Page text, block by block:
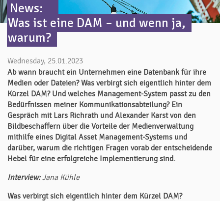
News:
Was ist eine DAM – und wenn ja,
warum?
Wednesday, 25.01.2023
Ab wann braucht ein Unternehmen eine Datenbank für ihre
Medien oder Dateien? Was verbirgt sich eigentlich hinter dem
Kürzel DAM? Und welches Management-System passt zu den
Bedürfnissen meiner Kommunikationsabteilung? Ein
Gespräch mit Lars Richrath und Alexander Karst von den
Bildbeschaffern über die Vorteile der Medienverwaltung
mithilfe eines Digital Asset Management-Systems und
darüber, warum die richtigen Fragen vorab der entscheidende
Hebel für eine erfolgreiche Implementierung sind.
Interview:Jana Kühle
Was verbirgt sich eigentlich hinter dem Kürzel DAM?